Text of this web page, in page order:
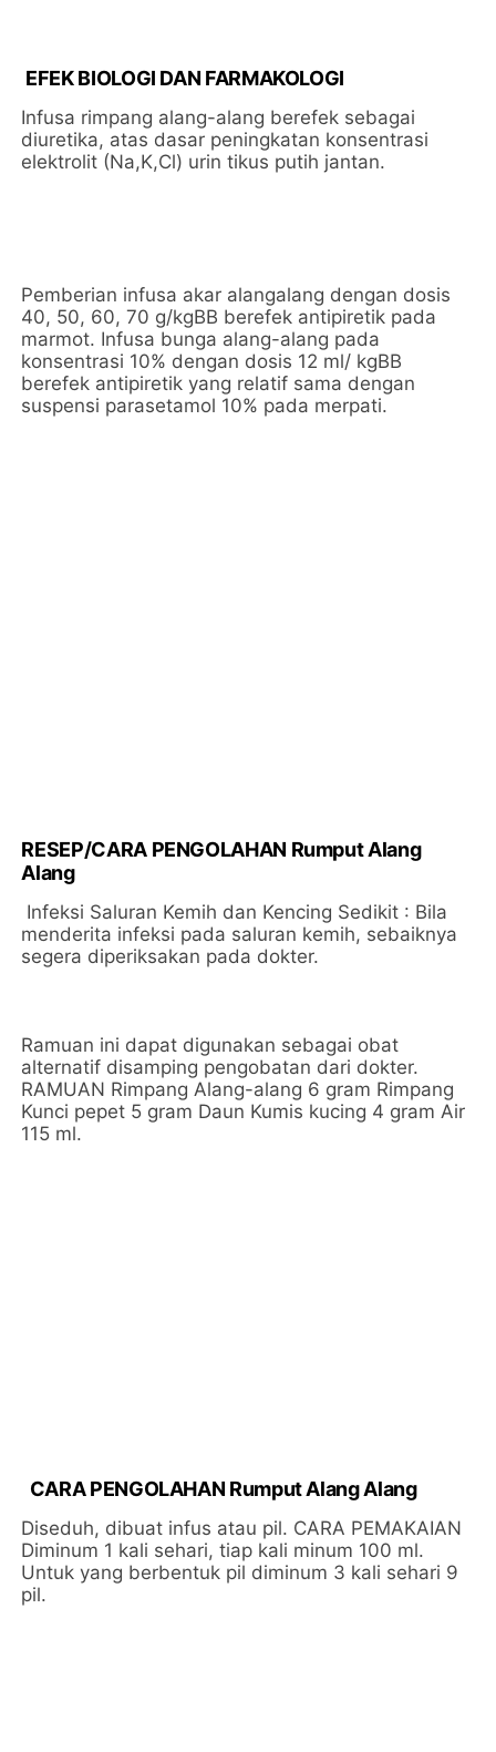
EFEK BIOLOGI DAN FARMAKOLOGI
Infusa rimpang alang-alang berefek sebagai
diuretika, atas dasar peningkatan konsentrasi
elektrolit (Na,K,Cl) urin tikus putih jantan.
Pemberian infusa akar alangalang dengan dosis
40, 50, 60, 70 g/kgBB berefek antipiretik pada
marmot. Infusa bunga alang-alang pada
konsentrasi 10% dengan dosis 12 ml/ kgBB
berefek antipiretik yang relatif sama dengan
suspensi parasetamol 10% pada merpati.
RESEP/CARA PENGOLAHAN Rumput Alang
Alang
Infeksi Saluran Kemih dan Kencing Sedikit : Bila
menderita infeksi pada saluran kemih, sebaiknya
segera diperiksakan pada dokter.
Ramuan ini dapat digunakan sebagai obat
alternatif disamping pengobatan dari dokter.
RAMUAN Rimpang Alang-alang 6 gram Rimpang
Kunci pepet 5 gram Daun Kumis kucing 4 gram Air
115 ml.
CARA PENGOLAHAN Rumput Alang Alang
Diseduh, dibuat infus atau pil. CARA PEMAKAIAN
Diminum 1 kali sehari, tiap kali minum 100 ml.
Untuk yang berbentuk pil diminum 3 kali sehari 9
pil.